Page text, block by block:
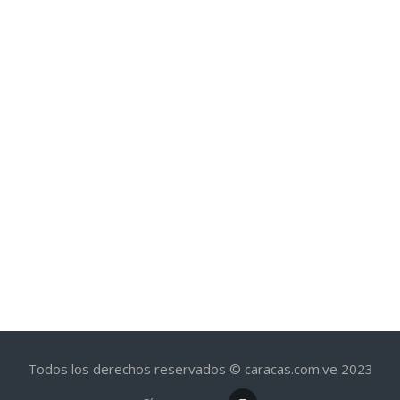
Todos los derechos reservados © caracas.com.ve 2023